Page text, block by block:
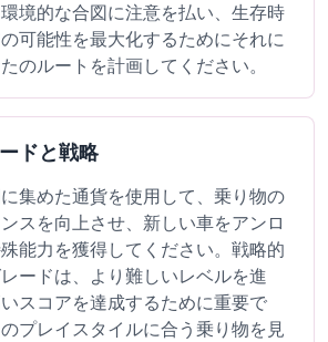
境的な合図に注意を払い、生存時
可能性を最大化するためにそれに
のルートを計画してください。
ドと戦略
集めた通貨を使用して、乗り物の
スを向上させ、新しい車をアンロ
能力を獲得してください。戦略的
ードは、より難しいレベルを進
スコアを達成するために重要で
プレイスタイルに合う乗り物を見